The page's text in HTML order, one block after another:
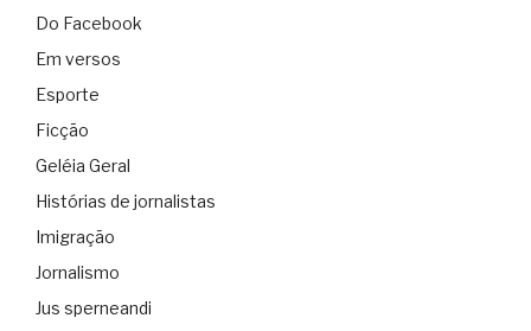
Do Facebook
Em versos
Esporte
Ficção
Geléia Geral
Histórias de jornalistas
Imigração
Jornalismo
Jus sperneandi